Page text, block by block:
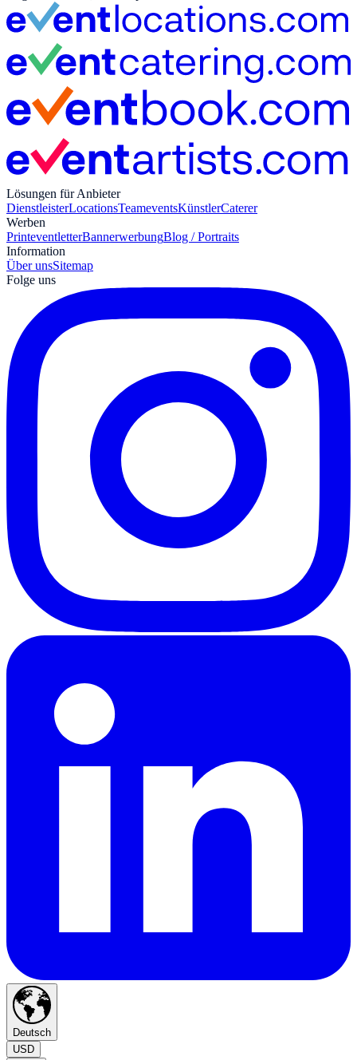
Lösungen für Anbieter
DienstleisterLocationsTeameventsKünstlerCaterer
Werben
PrinteventletterBannerwerbungBlog / Portraits
Information
Über unsSitemap
Folge uns
Deutsch
USD